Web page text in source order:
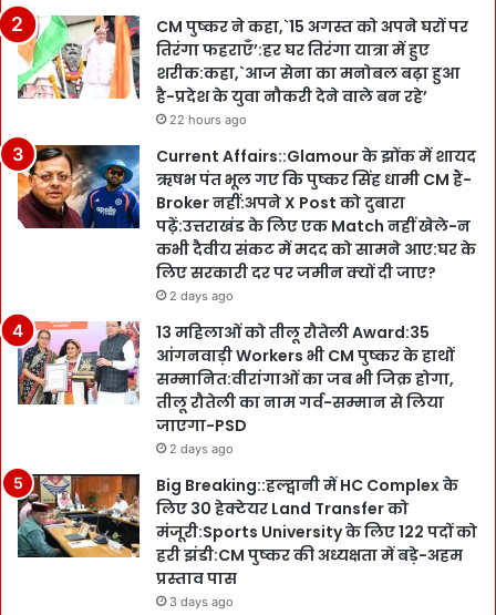
CM पुष्कर ने कहा,`15 अगस्त को अपने घरों पर
तिरंगा फहराएँ’:हर घर तिरंगा यात्रा में हुए
शरीक:कहा,`आज सेना का मनोबल बढ़ा हुआ
है-प्रदेश के युवा नौकरी देने वाले बन रहे’
22 hours ago
Current Affairs::Glamour के झोंक में शायद
ऋषभ पंत भूल गए कि पुष्कर सिंह धामी CM हैं-
Broker नहीं:अपने X Post को दुबारा
पढ़ें:उत्तराखंड के लिए एक Match नहीं खेले-न
कभी दैवीय संकट में मदद को सामने आए:घर के
लिए सरकारी दर पर जमीन क्यों दी जाए?
2 days ago
13 महिलाओं को तीलू रौतेली Award:35
आंगनवाड़ी Workers भी CM पुष्कर के हाथों
सम्मानित:वीरांगाओं का जब भी जिक्र होगा,
तीलू रौतेली का नाम गर्व-सम्मान से लिया
जाएगा-PSD
2 days ago
Big Breaking::हल्द्वानी में HC Complex के
लिए 30 हेक्टेयर Land Transfer को
मंजूरी:Sports University के लिए 122 पदों को
हरी झंडी:CM पुष्कर की अध्यक्षता में बड़े-अहम
प्रस्ताव पास
3 days ago